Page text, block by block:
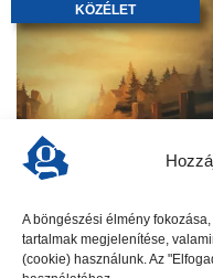
A böngészési élmény
tartalmak megjelenítése,
(cookie) használunk. Az
KÖZÉLET
TRAGÉDIA
Gödöllő gyászol. Az